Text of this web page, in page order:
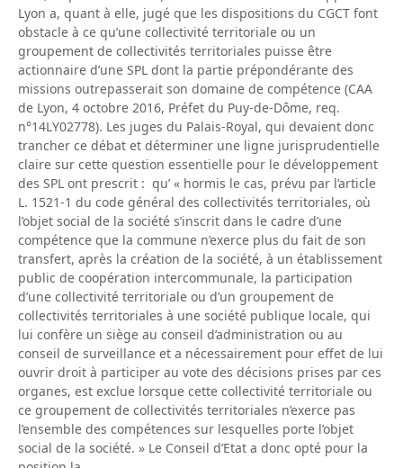
Lyon a, quant à elle, jugé que les dispositions du CGCT font
obstacle à ce qu’une collectivité territoriale ou un
groupement de collectivités territoriales puisse être
actionnaire d’une SPL dont la partie prépondérante des
missions outrepasserait son domaine de compétence (CAA
de Lyon, 4 octobre 2016, Préfet du Puy-de-Dôme, req.
n°14LY02778). Les juges du Palais-Royal, qui devaient donc
trancher ce débat et déterminer une ligne jurisprudentielle
claire sur cette question essentielle pour le développement
des SPL ont prescrit : qu’ « hormis le cas, prévu par l’article
L. 1521-1 du code général des collectivités territoriales, où
l’objet social de la société s’inscrit dans le cadre d’une
compétence que la commune n’exerce plus du fait de son
transfert, après la création de la société, à un établissement
public de coopération intercommunale, la participation
d’une collectivité territoriale ou d’un groupement de
collectivités territoriales à une société publique locale, qui
lui confère un siège au conseil d’administration ou au
conseil de surveillance et a nécessairement pour effet de lui
ouvrir droit à participer au vote des décisions prises par ces
organes, est exclue lorsque cette collectivité territoriale ou
ce groupement de collectivités territoriales n’exerce pas
l’ensemble des compétences sur lesquelles porte l’objet
social de la société. » Le Conseil d’Etat a donc opté pour la